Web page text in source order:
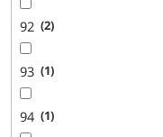
92 2
93 1
94 1